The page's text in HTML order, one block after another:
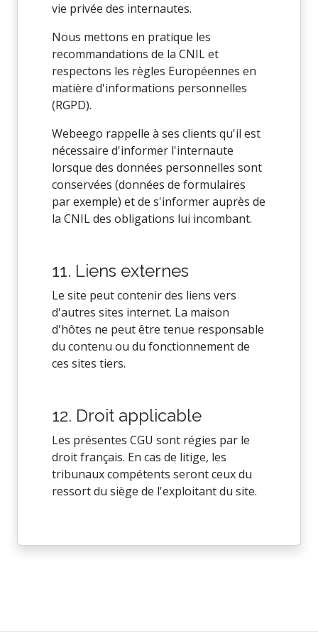
vie privée des internautes.
Nous mettons en pratique les
recommandations de la CNIL et
respectons les règles Européennes en
matière d'informations personnelles
(RGPD).
Webeego rappelle à ses clients qu'il est
nécessaire d'informer l'internaute
lorsque des données personnelles sont
conservées (données de formulaires
par exemple) et de s'informer auprès de
la CNIL des obligations lui incombant.
11. Liens externes
Le site peut contenir des liens vers
d'autres sites internet. La maison
d'hôtes ne peut être tenue responsable
du contenu ou du fonctionnement de
ces sites tiers.
12. Droit applicable
Les présentes CGU sont régies par le
droit français. En cas de litige, les
tribunaux compétents seront ceux du
ressort du siège de l'exploitant du site.